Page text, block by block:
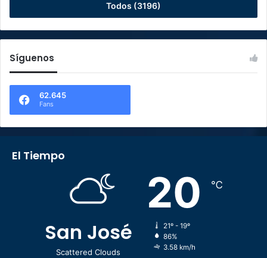
Todos (3196)
Síguenos
62.645
Fans
El Tiempo
San José
Scattered Clouds
20 ℃
21º - 19º
86%
3.58 km/h